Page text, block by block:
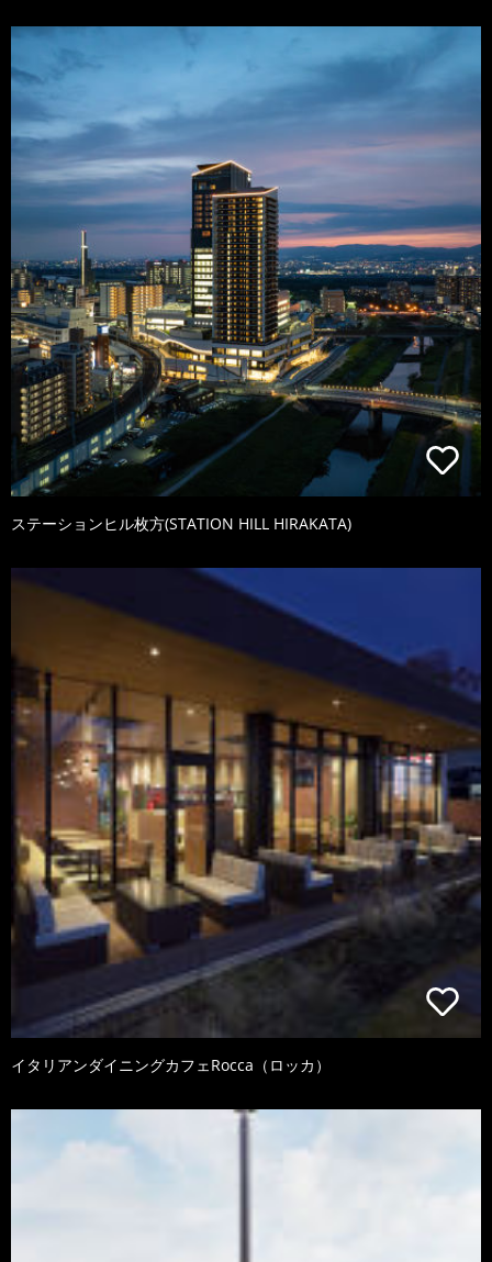
ステーションヒル枚方(STATION HILL HIRAKATA)
イタリアンダイニングカフェRocca（ロッカ）